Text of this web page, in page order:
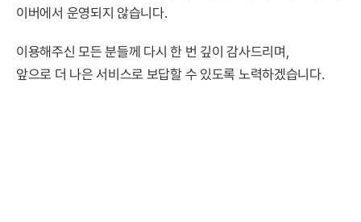
이버에서 운영되지 않습니다.
이용해주신 모든 분들께 다시 한 번 깊이 감사드리며,
앞으로 더 나은 서비스로 보답할 수 있도록 노력하겠습니다.